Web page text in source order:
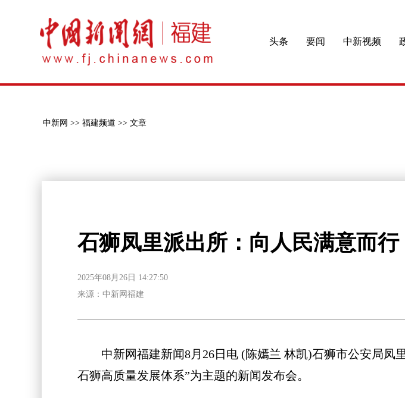
头条 要闻 中新视频
中新网 >> 福建频道 >> 文章
石狮凤里派出所：向人民满意而行
2025年08月26日 14:27:50
来源：中新网福建
中新网福建新闻8月26日电 (陈嫣兰 林凯)石狮市公安局凤
石狮高质量发展体系”为主题的新闻发布会。